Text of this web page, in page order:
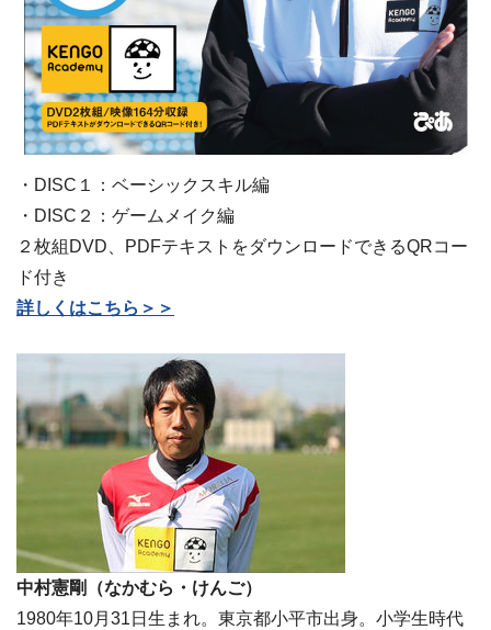
・DISC１：ベーシックスキル編
・DISC２：ゲームメイク編
２枚組DVD、PDFテキストをダウンロードできるQRコー
ド付き
詳しくはこちら＞＞
中村憲剛（なかむら・けんご）
1980年10月31日生まれ。東京都小平市出身。小学生時代